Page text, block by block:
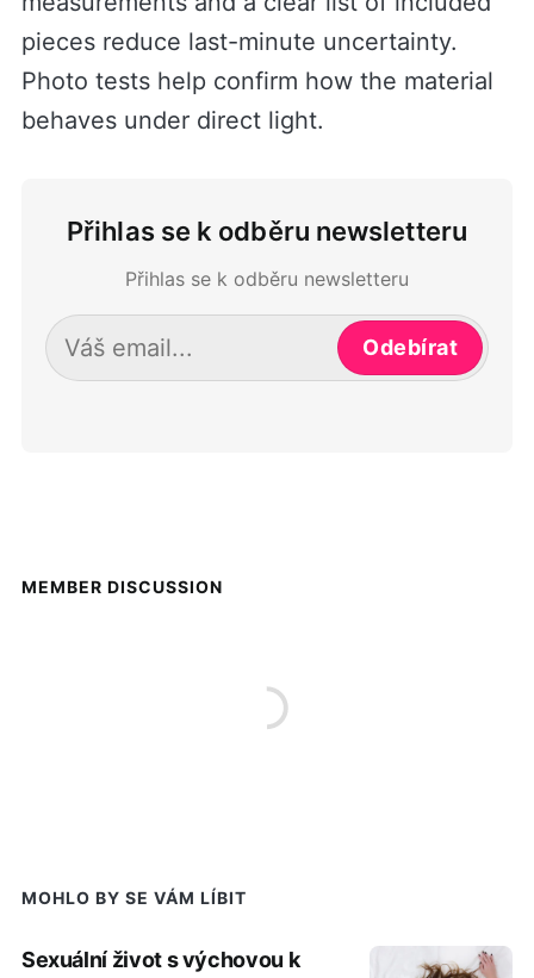
pieces reduce last-minute uncertainty.
Photo tests help confirm how the material
behaves under direct light.
Přihlas se k odběru newsletteru
Přihlas se k odběru newsletteru
Odebírat
MEMBER DISCUSSION
MOHLO BY SE VÁM LÍBIT
Sexuální život s výchovou k